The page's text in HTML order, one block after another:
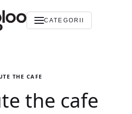
CATEGORII
THE CAFE
the cafe